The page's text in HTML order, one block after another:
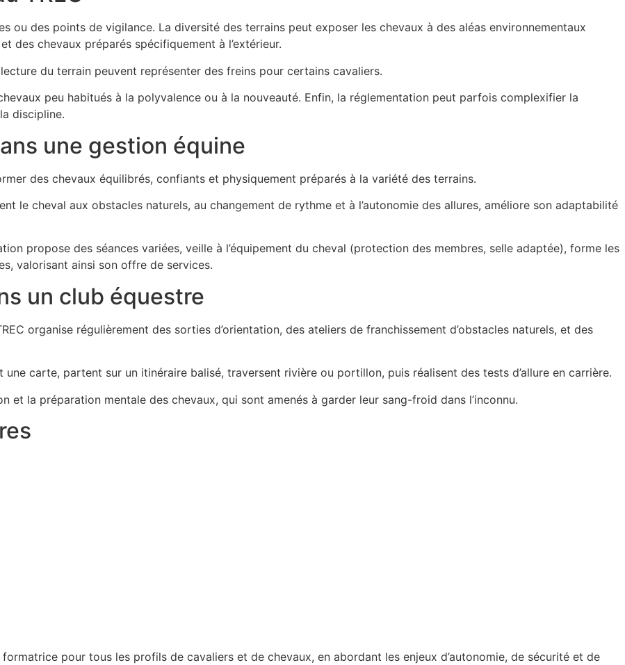
ou des points de vigilance. La diversité des terrains peut exposer les chevaux à des aléas environnementaux
des chevaux préparés spécifiquement à l’extérieur.
du terrain peuvent représenter des freins pour certains cavaliers.
peu habitués à la polyvalence ou à la nouveauté. Enfin, la réglementation peut parfois complexifier la
discipline.
une gestion équine
des chevaux équilibrés, confiants et physiquement préparés à la variété des terrains.
le cheval aux obstacles naturels, au changement de rythme et à l’autonomie des allures, améliore son adaptabilité
propose des séances variées, veille à l’équipement du cheval (protection des membres, selle adaptée), forme les
valorisant ainsi son offre de services.
un club équestre
organise régulièrement des sorties d’orientation, des ateliers de franchissement d’obstacles naturels, et des
carte, partent sur un itinéraire balisé, traversent rivière ou portillon, puis réalisent des tests d’allure en carrière.
et la préparation mentale des chevaux, qui sont amenés à garder leur sang-froid dans l’inconnu.
pour tous les profils de cavaliers et de chevaux, en abordant les enjeux d’autonomie, de sécurité et de